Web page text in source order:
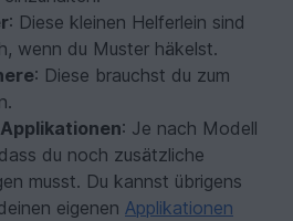
: Diese kleinen Helferlein sind
wenn du Muster häkelst.
: Diese brauchst du zum
: Je nach Modell
du noch zusätzliche
musst. Du kannst übrigens
eigenen Applikationen